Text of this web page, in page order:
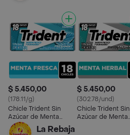
$ 5.450,00
(178.11/g)
Chicle Trident Sin
Azúcar de Menta
Fresca 18 Und
$ 5.450,00
(302.78/und)
Chicle Trident Sin
Azúcar de Menta
La Rebaja